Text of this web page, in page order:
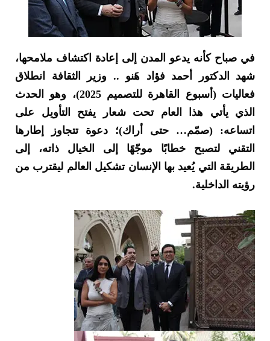
في صباح كأنه يدعو المدن إلى إعادة اكتشاف ملامحها،
شهد الدكتور أحمد فؤاد هَنو .. وزير الثقافة انطلاق
فعاليات (أسبوع القاهرة للتصميم 2025)، وهو الحدث
الذي يأتي هذا العام تحت شعار يفتح التأويل على
اتساعه: (صمّم… حتى أراك)؛ دعوة تتجاوز إطارها
التقني لتصبح خطابًا موجّهًا إلى الخيال ذاته، إلى
الطريقة التي يُعيد بها الإنسان تشكيل العالم ليقترب من
رؤيته الداخلية.